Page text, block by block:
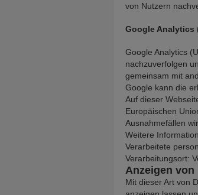
von Nutzern
Google Analytics
Google Analytics
nachzuverfolgen
gemeinsam mit
Google kann die
Auf dieser
Europäischen
Ausnahmefällen
Weitere
Verarbeitete
Verarbeitungsort:
Anzeigen
Mit dieser Art von